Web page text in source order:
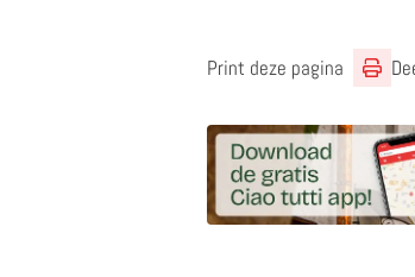
Print deze pagina